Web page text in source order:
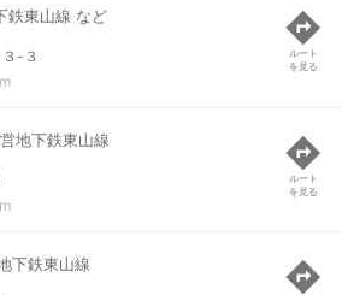
鉄東山線 など
-３
ルート
を見る
地下鉄東山線
ルート
を見る
下鉄東山線